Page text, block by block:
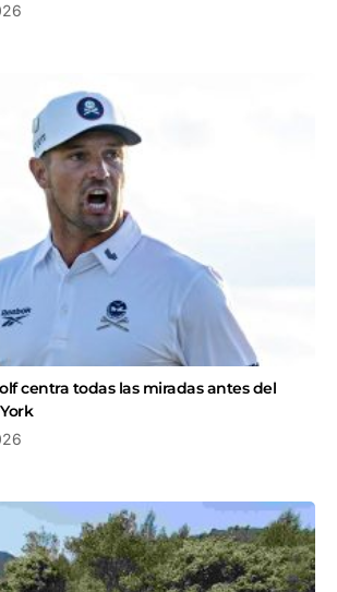
centra todas las miradas antes del